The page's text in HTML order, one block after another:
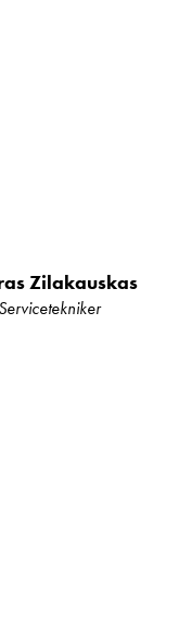
Zilakauskas
Servicetekniker